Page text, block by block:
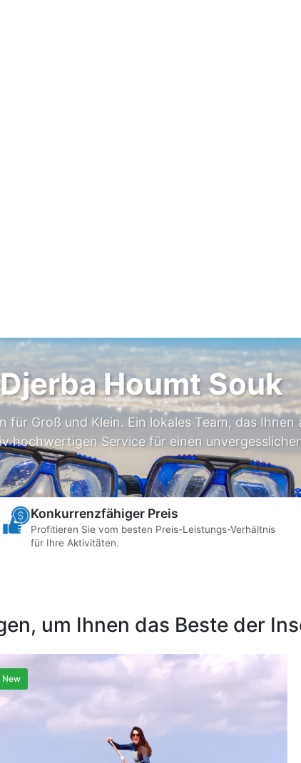
Djerba Houmt Souk
Groß und Klein. Ein lokales Team, das Ihnen
hochwertigen Service für einen
Konkurrenzfähiger Preis
Profitieren Sie vom besten Preis-Leistungs-Verhältnis
für Ihre Aktivitäten.
um Ihnen das Beste der
New